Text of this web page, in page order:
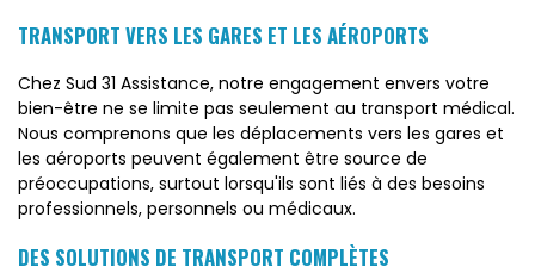
TRANSPORT VERS LES GARES ET LES AÉROPORTS
Chez Sud 31 Assistance, notre engagement envers votre
bien-être ne se limite pas seulement au transport médical.
Nous comprenons que les déplacements vers les gares et
les aéroports peuvent également être source de
préoccupations, surtout lorsqu'ils sont liés à des besoins
professionnels, personnels ou médicaux.
DES SOLUTIONS DE TRANSPORT COMPLÈTES